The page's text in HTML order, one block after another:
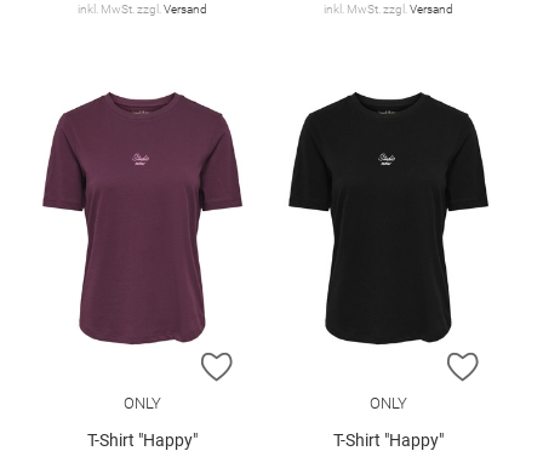
inkl. MwSt. zzgl. Versand inkl. MwSt. zzgl. Versand
ZUR WUNSCHLISTE HINZUFÜGEN
ONLY
T-Shirt "Happy"
ZUR
ONLY
T-Shirt "Happy"